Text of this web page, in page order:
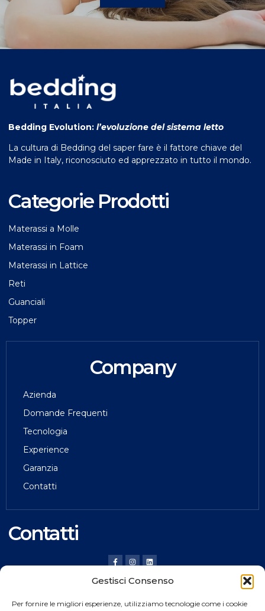
Gestisci Consenso
Per fornire le migliori esperienze, utilizziamo tecnologie come i cookie
Bedding Evolution: l’evoluzione del sistema letto
La cultura di Bedding del saper fare è il fattore chiave del
Made in Italy, riconosciuto ed apprezzato in tutto il mondo.
Categorie Prodotti
Materassi a Molle
Materassi in Foam
Materassi in Lattice
Reti
Guanciali
Topper
Company
Azienda
Domande Frequenti
Tecnologia
Experience
Garanzia
Contatti
Contatti
HILDING ANDERS ITALY SRL
Via Verona, 20 36020 Pove del Grappa (VI) Italy